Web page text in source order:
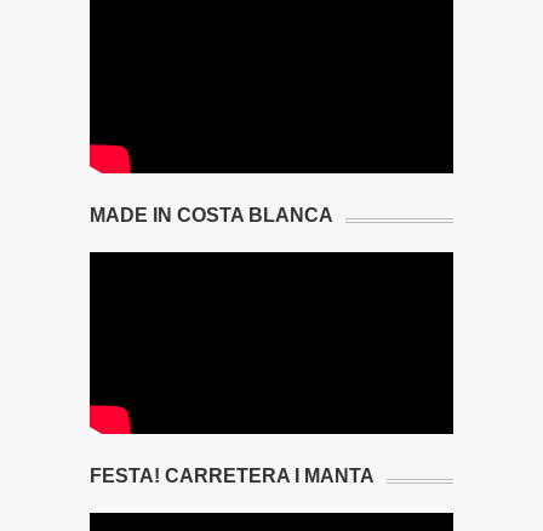
MADE IN COSTA BLANCA
FESTA! CARRETERA I MANTA